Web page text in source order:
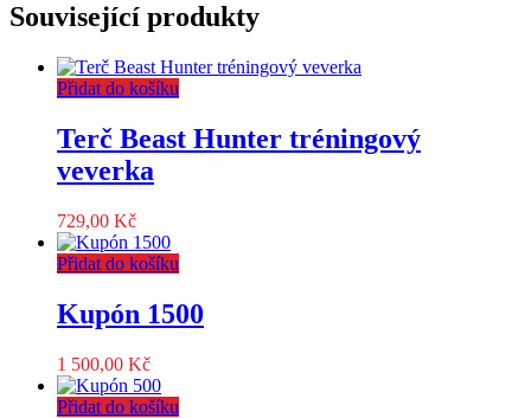
Související produkty
Přidat do košíku
Terč Beast Hunter tréningový
veverka
729,00 Kč
Přidat do košíku
Kupón 1500
1 500,00 Kč
Přidat do košíku